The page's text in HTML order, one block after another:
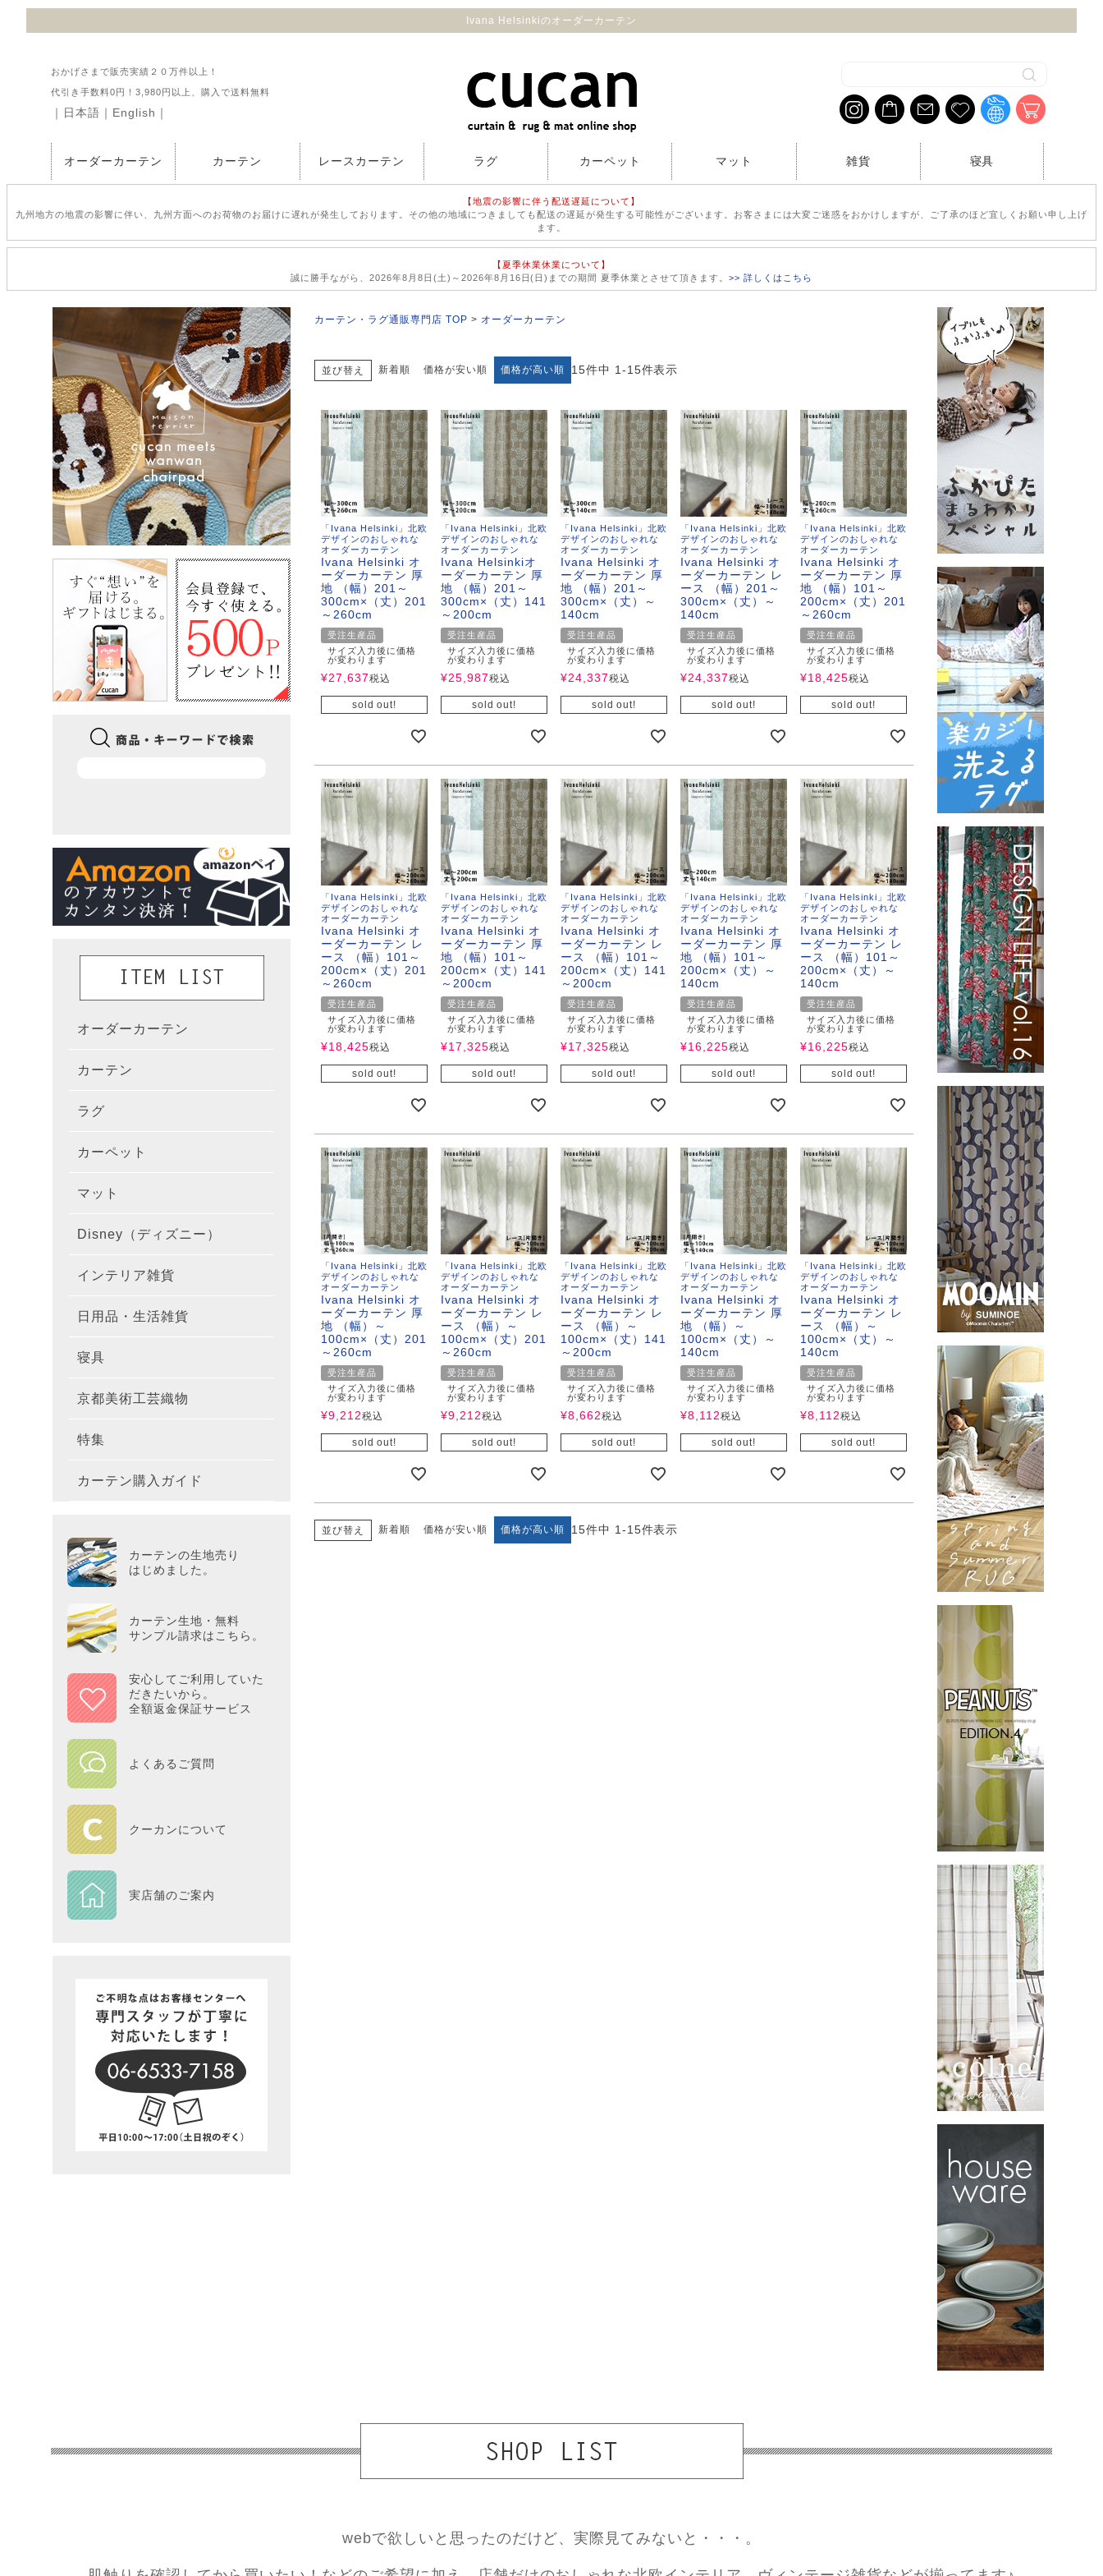
Ivana Helsinkiのオーダーカーテン
おかげさまで販売実績２０万件以上！
代引き手数料0円！3,980円以上、購入で送料無料
｜ 日本語 ｜ English ｜
オーダーカーテン カーテン レースカーテン ラグ カーペット マット 雑貨 寝具
【地震の影響に伴う配送遅延について】
九州地方の地震の影響に伴い、九州方面へのお荷物のお届けに遅れが発生しております。その他の地域につきましても配送の遅延が発生する可能性がございます。お客さまには大変ご迷惑をおかけしますが、ご了承のほど宜しくお願い申し上げ
ます。
【夏季休業休業について】
誠に勝手ながら、2026年8月8日(土)～2026年8月16日(日)までの期間 夏季休業とさせて頂きます。>> 詳しくはこちら
オーダーカーテン かんたん！オーダー注文へ
カーテンサイズの測り方
カーテン生地 無料サンプル
NEXTHOME
colne
防炎
カーテン 既製カーテン
100×135cm（遮光カーテン）
100×178cm（遮光カーテン）
100×200cm（遮光カーテン）
厚地カーテン
100×135cm（厚地カーテン）
100×178cm（厚地カーテン）
100×200cm（厚地カーテン）
レースカーテン
100×133cm(レースカーテン)
100×176cm(レースカーテン)
100×198cm(レースカーテン)
カーテンを機能で選ぶ
1級遮光カーテン
防炎カーテン
ミラーレースカーテン
遮熱レースカーテン
防炎レースカーテン
カーテンをテイストで選ぶ
花・植物柄(厚地カーテン)
モダン柄(厚地カーテン)
無地・無地調(厚地カーテン)
花・植物柄(レースカーテン)
無地・無地調(レースカーテン)
カーテン生地 無料サンプル
DESIGN LIFE
colne
防炎
カーテンデザイン一覧
既成カーテンサイズの選び方
ラグ ラグをサイズで選ぶ
100×140cm程度
140×200cm程度
170×220cm程度
200×200cm程度
200×250cm程度
220×250cm程度
100×100cm（円形）
150×150cm（円形）
200×200cm（円形）
ラグを機能で選ぶ
床暖房/ホットカーペット対応
防音ラグ
防炎ラグ
防ダニラグ
アレルゲン抑制ラグ
消臭ラグ
洗えるラグ
滑り止め加工ラグ
吸湿・発熱ラグ
ラグのサイズの選び方
ラグの選び方講座
ラグのお手入れ方法
カーペット カーペットをサイズで選ぶ
176×176cm（江戸間2畳）
176×261cm（江戸間3畳）
261×261cm（江戸間4.5畳）
261×352cm（江戸間6畳）
352×352cm（江戸間8畳）
191×191cm（本間2畳）
191×286cm（本間3畳）
286×286cm（本間4.5畳）
タイルカーペット
カーペットのサイズの選び方
カーペットの選び方講座
カーペットのお手入れ方法
カーペットデザイン一覧
マット 玄関マット
約45×75cm
約50×80cm
約55×85cm
約60×90cm
約70×120cm
円形・変形サイズ
キッチンマット
約45×60cm
約45×120cm
約45×180cm
約45×240cm
約45×270cm
マットを機能で選ぶ
洗えるマット
滑り止め加工
マットのお手入れ方法
マットデザイン一覧
Disney（ディズニー） オーダーカーテン
カーテン
ラグ
マット
雑貨
キャラクターで選ぶ
ミッキー／MICKEY
アリス／ALICE
インテリア雑貨 クッションカバー
スリッパ
トイレタリー
布・生地
日用品・生活雑貨 キッチン収納・ラック
キッチン小物
リビング用品
玄関用品
シリーズで選ぶ
Tower タワー
寝具 布団カバー
敷きパッド
京都美術工芸織物 風呂敷
テーブルセンター
特集 北欧インテリア特集
MOOMIN（ムーミン）
カーテン購入ガイド カーテンサイズの測り方
カーテンサイズの選び方
カーテンの生地売り
はじめました。
カーテン生地・無料
サンプル請求はこちら。
安心してご利用していた
だきたいから。
全額返金保証サービス
よくあるご質問
クーカンについて
実店舗のご案内
カーテン・ラグ通販専門店 TOP オーダーカーテン
並び替え 新着順 価格が安い順 価格が高い順 15件中 1 -15件表示
「Ivana Helsinki」北欧
デザインのおしゃれな
オーダーカーテン
Ivana Helsinki オ
ーダーカーテン 厚
地 （幅）201～
300cm×（丈）201
～260cm
受注生産品
サイズ入力後に価格
が変わります
¥27,637税込
sold out!
「Ivana Helsinki」北欧
デザインのおしゃれな
オーダーカーテン
Ivana Helsinkiオ
ーダーカーテン 厚
地 （幅）201～
300cm×（丈）141
～200cm
受注生産品
サイズ入力後に価格
が変わります
¥25,987税込
sold out!
「Ivana Helsinki」北欧
デザインのおしゃれな
オーダーカーテン
Ivana Helsinki オ
ーダーカーテン 厚
地 （幅）201～
300cm×（丈）～
140cm
受注生産品
サイズ入力後に価格
が変わります
¥24,337税込
sold out!
「Ivana Helsinki」北欧
デザインのおしゃれな
オーダーカーテン
Ivana Helsinki オ
ーダーカーテン レ
ース （幅）201～
300cm×（丈）～
140cm
受注生産品
サイズ入力後に価格
が変わります
¥24,337税込
sold out!
「Ivana Helsinki」北欧
デザインのおしゃれな
オーダーカーテン
Ivana Helsinki オ
ーダーカーテン 厚
地 （幅）101～
200cm×（丈）201
～260cm
受注生産品
サイズ入力後に価格
が変わります
¥18,425税込
sold out!
「Ivana Helsinki」北欧
デザインのおしゃれな
オーダーカーテン
Ivana Helsinki オ
ーダーカーテン レ
ース （幅）101～
200cm×（丈）201
～260cm
受注生産品
サイズ入力後に価格
が変わります
¥18,425税込
sold out!
「Ivana Helsinki」北欧
デザインのおしゃれな
オーダーカーテン
Ivana Helsinki オ
ーダーカーテン 厚
地 （幅）101～
200cm×（丈）141
～200cm
受注生産品
サイズ入力後に価格
が変わります
¥17,325税込
sold out!
「Ivana Helsinki」北欧
デザインのおしゃれな
オーダーカーテン
Ivana Helsinki オ
ーダーカーテン レ
ース （幅）101～
200cm×（丈）141
～200cm
受注生産品
サイズ入力後に価格
が変わります
¥17,325税込
sold out!
「Ivana Helsinki」北欧
デザインのおしゃれな
オーダーカーテン
Ivana Helsinki オ
ーダーカーテン 厚
地 （幅）101～
200cm×（丈）～
140cm
受注生産品
サイズ入力後に価格
が変わります
¥16,225税込
sold out!
「Ivana Helsinki」北欧
デザインのおしゃれな
オーダーカーテン
Ivana Helsinki オ
ーダーカーテン レ
ース （幅）101～
200cm×（丈）～
140cm
受注生産品
サイズ入力後に価格
が変わります
¥16,225税込
sold out!
「Ivana Helsinki」北欧
デザインのおしゃれな
オーダーカーテン
Ivana Helsinki オ
ーダーカーテン 厚
地 （幅）～
100cm×（丈）201
～260cm
受注生産品
サイズ入力後に価格
が変わります
¥9,212税込
sold out!
「Ivana Helsinki」北欧
デザインのおしゃれな
オーダーカーテン
Ivana Helsinki オ
ーダーカーテン レ
ース （幅）～
100cm×（丈）201
～260cm
受注生産品
サイズ入力後に価格
が変わります
¥9,212税込
sold out!
「Ivana Helsinki」北欧
デザインのおしゃれな
オーダーカーテン
Ivana Helsinki オ
ーダーカーテン レ
ース （幅）～
100cm×（丈）141
～200cm
受注生産品
サイズ入力後に価格
が変わります
¥8,662税込
sold out!
「Ivana Helsinki」北欧
デザインのおしゃれな
オーダーカーテン
Ivana Helsinki オ
ーダーカーテン 厚
地 （幅）～
100cm×（丈）～
140cm
受注生産品
サイズ入力後に価格
が変わります
¥8,112税込
sold out!
「Ivana Helsinki」北欧
デザインのおしゃれな
オーダーカーテン
Ivana Helsinki オ
ーダーカーテン レ
ース （幅）～
100cm×（丈）～
140cm
受注生産品
サイズ入力後に価格
が変わります
¥8,112税込
sold out!
並び替え 新着順 価格が安い順 価格が高い順 15件中 1 -15件表示
webで欲しいと思ったのだけど、実際見てみないと・・・。